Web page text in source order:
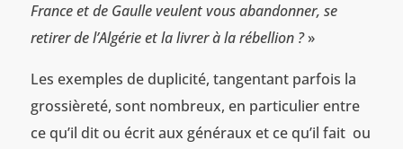
France et de Gaulle veulent vous abandonner, se
retirer de l’Algérie et la livrer à la rébellion ?»
Les exemples de duplicité, tangentant parfois la
grossièreté, sont nombreux, en particulier entre
ce qu’il dit ou écrit aux généraux et ce qu’il fait ou